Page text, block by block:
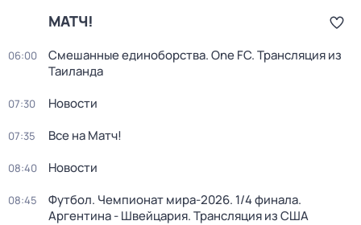
МАТЧ!
06:00
Смешанные единоборства. One FC. Трансляция из
Таиланда
07:30 Новости
07:35 Все на Матч!
08:40 Новости
08:45
Футбол. Чемпионат мира-2026. 1/4 финала.
Аргентина - Швейцария. Трансляция из США